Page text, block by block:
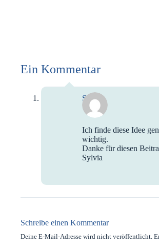
Ein Kommentar
Sylvia
Ich finde diese Idee
wichtig.
Danke für diesen
Sylvia
Schreibe einen Kommentar
Deine E-Mail-Adresse wird nicht veröffentlicht.